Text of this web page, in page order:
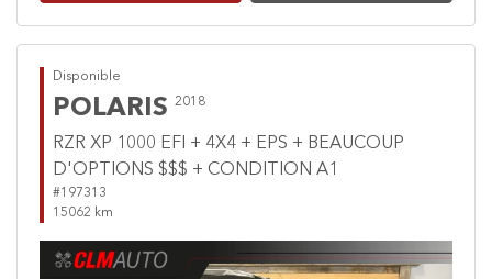
Disponible
POLARIS 2018
RZR XP 1000 EFI + 4X4 + EPS + BEAUCOUP
D'OPTIONS $$$ + CONDITION A1
#197313
15062 km